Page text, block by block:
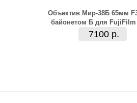
Объектив Мир-38Б 65мм
байонетом Б для FujiFilm
7100 р.